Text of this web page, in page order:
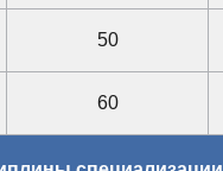
50
60